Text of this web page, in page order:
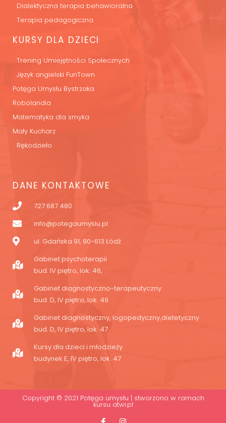
Dialektyczna terapia behawioralna
Terapia pedagogiczna
KURSY DLA DZIECI
Trening Umiejętności Społecznych
Język angielski FunTown
Potęga Umysłu Bystrzaka
Robolandia
Matematyka dla smyka
Mały Kucharz
Rękodzieło
DANE KONTAKTOWE
727 687 480
info@potegaumyslu.pl
ul. Gdańska 91, 90-613 Łódź
Gabinet psychoterapii
bud. IV piętro, lok. 46,
Gabinet diagnostyczno-terapeutyczny
bud. D, IV piętro, lok. 49
Gabinet diagnostyczny, logopedyczny,dietetyczny
bud. D, IV piętro, lok. 47
Kursy dla dzieci i młodzieży
budynek E, IV piętro, lok. 47
Copyright © 2021 Potęga umysłu | stworzono w ramach
kursu atwi.pl